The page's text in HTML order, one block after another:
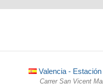
Valencia -
Carrer San Vicent